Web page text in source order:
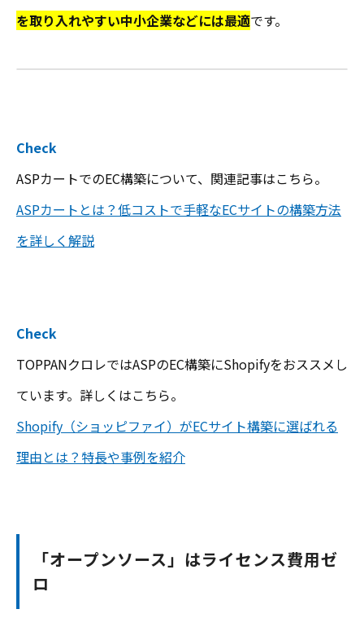
を取り入れやすい中小企業などには最適です。
Check
ASPカートでのEC構築について、関連記事はこちら。
ASPカートとは？低コストで手軽なECサイトの構築方法
を詳しく解説
Check
TOPPANクロレではASPのEC構築にShopifyをおススメし
ています。詳しくはこちら。
Shopify（ショッピファイ）がECサイト構築に選ばれる
理由とは？特長や事例を紹介
「オープンソース」はライセンス費用ゼ
ロ